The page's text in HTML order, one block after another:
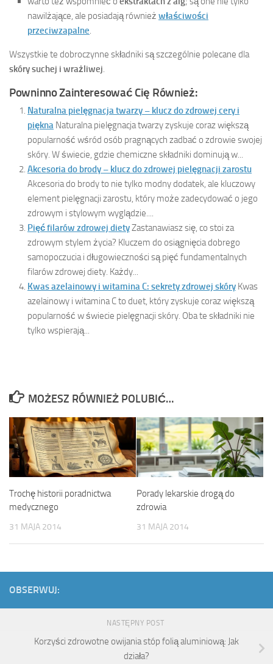
nawilżające, ale posiadają również właściwości
przeciwzapalne.
Wszystkie te dobroczynne składniki są szczególnie polecane dla
skóry suchej i wrażliwej.
Powninno Zainteresować Cię Również:
Naturalna pielęgnacja twarzy – klucz do zdrowej cery i
piękna Naturalna pielęgnacja twarzy zyskuje coraz większą
popularność wśród osób pragnących zadbać o zdrowie swojej
skóry. W świecie, gdzie chemiczne składniki dominują w...
Akcesoria do brody – klucz do zdrowej pielęgnacji zarostu
Akcesoria do brody to nie tylko modny dodatek, ale kluczowy
element pielęgnacji zarostu, który może zadecydować o jego
zdrowym i stylowym wyglądzie....
Pięć filarów zdrowej dietyZastanawiasz się, co stoi za
zdrowym stylem życia? Kluczem do osiągnięcia dobrego
samopoczucia i długowieczności są pięć fundamentalnych
filarów zdrowej diety. Każdy...
Kwas azelainowy i witamina C: sekrety zdrowej skóry Kwas
azelainowy i witamina C to duet, który zyskuje coraz większą
popularność w świecie pielęgnacji skóry. Oba te składniki nie
tylko wspierają...
MOŻESZ RÓWNIEŻ POLUBIĆ…
Trochę historii poradnictwa
medycznego
31 MAJA 2014
Porady lekarskie drogą do
zdrowia
31 MAJA 2014
OBSERWUJ:
NASTĘPNY POST
Korzyści zdrowotne owijania stóp folią aluminiową: Jak
działa?